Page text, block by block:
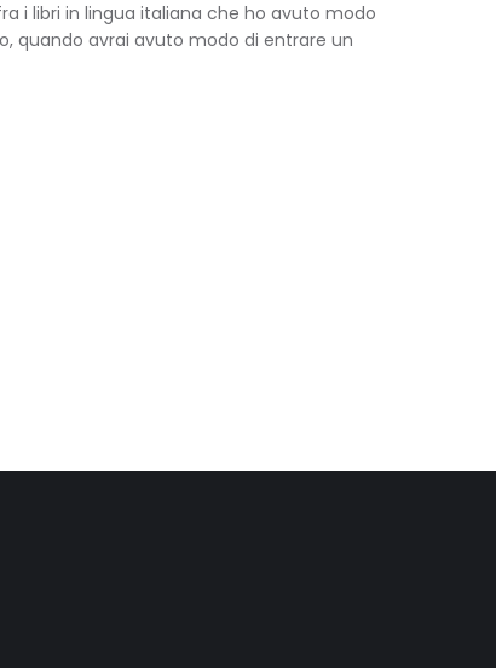
i libri in lingua italiana che ho avuto modo
quando avrai avuto modo di entrare un